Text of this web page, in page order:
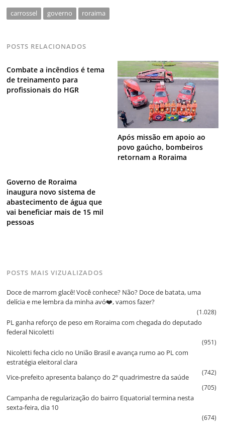
carrossel governo roraima
POSTS RELACIONADOS
Combate a incêndios é tema
de treinamento para
profissionais do HGR
Após missão em apoio ao
povo gaúcho, bombeiros
retornam a Roraima
Governo de Roraima
inaugura novo sistema de
abastecimento de água que
vai beneficiar mais de 15 mil
pessoas
POSTS MAIS VIZUALIZADOS
Doce de marrom glacê! Você conhece? Não? Doce de batata, uma
delícia e me lembra da minha avó❤️, vamos fazer?
(1.028)
PL ganha reforço de peso em Roraima com chegada do deputado
federal Nicoletti
(951)
Nicoletti fecha ciclo no União Brasil e avança rumo ao PL com
estratégia eleitoral clara
(742)
Vice‑prefeito apresenta balanço do 2º quadrimestre da saúde
(705)
Campanha de regularização do bairro Equatorial termina nesta
sexta‑feira, dia 10
(674)